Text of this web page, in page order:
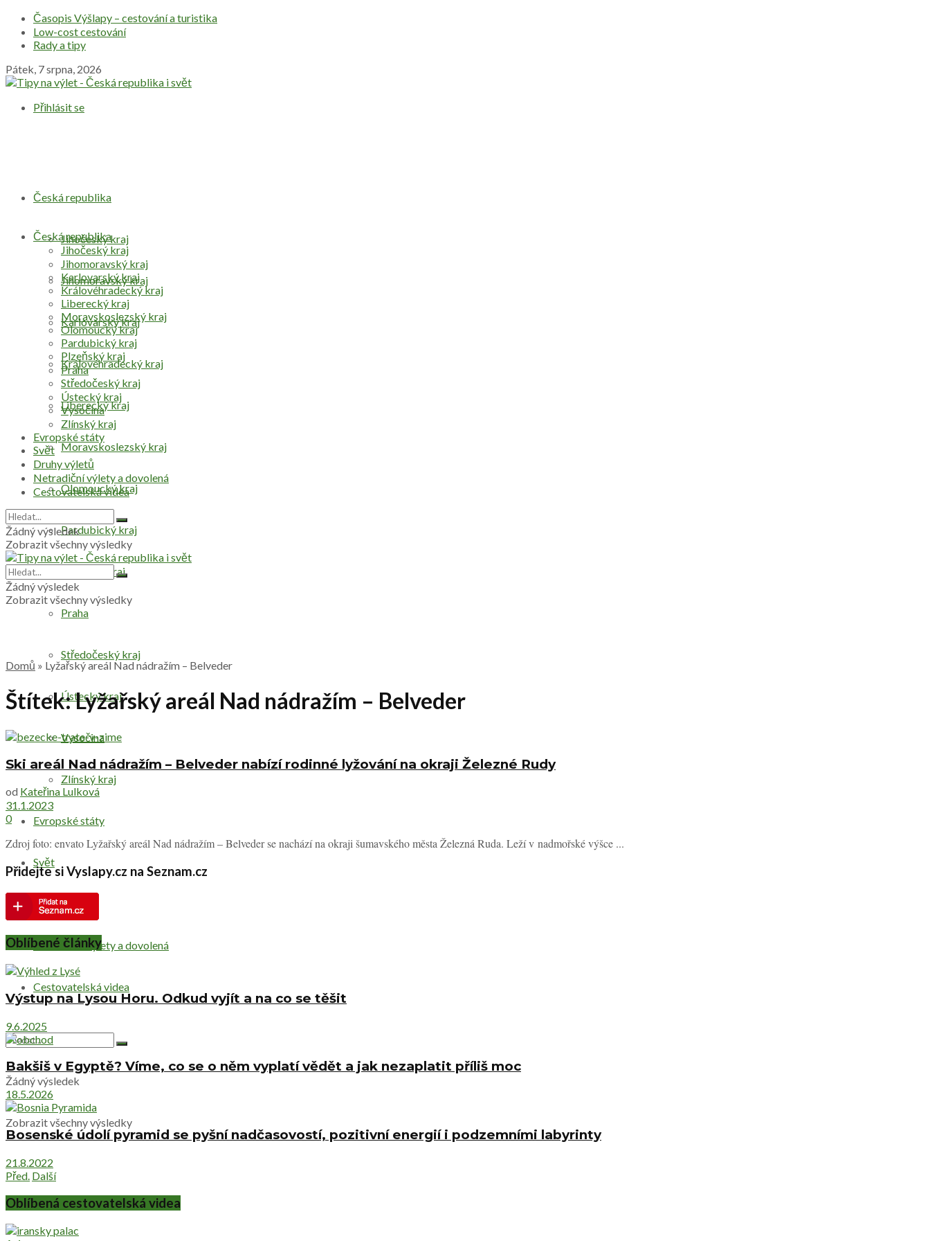
Časopis Výšlapy – cestování a turistika
Low-cost cestování
Rady a tipy
Pátek, 7 srpna, 2026
Přihlásit se
Česká republika
Jihočeský kraj
Jihomoravský kraj
Karlovarský kraj
Královéhradecký kraj
Liberecký kraj
Moravskoslezský kraj
Olomoucký kraj
Pardubický kraj
Plzeňský kraj
Praha
Středočeský kraj
Ústecký kraj
Vysočina
Zlínský kraj
Evropské státy
Svět
Druhy výletů
Netradiční výlety a dovolená
Cestovatelská videa
Žádný výsledek
Zobrazit všechny výsledky
Česká republika
Jihočeský kraj
Jihomoravský kraj
Karlovarský kraj
Královéhradecký kraj
Liberecký kraj
Moravskoslezský kraj
Olomoucký kraj
Pardubický kraj
Plzeňský kraj
Praha
Středočeský kraj
Ústecký kraj
Vysočina
Zlínský kraj
Evropské státy
Svět
Druhy výletů
Netradiční výlety a dovolená
Cestovatelská videa
Žádný výsledek
Zobrazit všechny výsledky
Žádný výsledek
Zobrazit všechny výsledky
Domů » Lyžařský areál Nad nádražím – Belveder
Štítek:Lyžařský areál Nad nádražím – Belveder
Ski areál Nad nádražím – Belveder nabízí rodinné lyžování na okraji Železné Rudy
od Kateřina Lulková
31.1.2023
0
Zdroj foto: envato Lyžařský areál Nad nádražím – Belveder se nachází na okraji šumavského města Železná Ruda. Leží v nadmořské výšce ...
Přidejte si Vyslapy.cz na Seznam.cz
Oblíbené články
Výstup na Lysou Horu. Odkud vyjít a na co se těšit
9.6.2025
Bakšiš v Egyptě? Víme, co se o něm vyplatí vědět a jak nezaplatit příliš moc
18.5.2026
Bosenské údolí pyramid se pyšní nadčasovostí, pozitivní energií i podzemními labyrinty
21.8.2022
Před. Další
Oblíbená cestovatelská videa